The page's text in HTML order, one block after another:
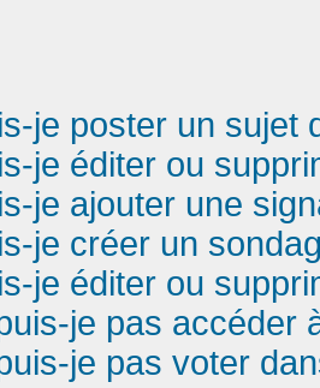
je poster un sujet
je éditer ou
je ajouter une
je créer un
je éditer ou
je pas accéder
je pas voter